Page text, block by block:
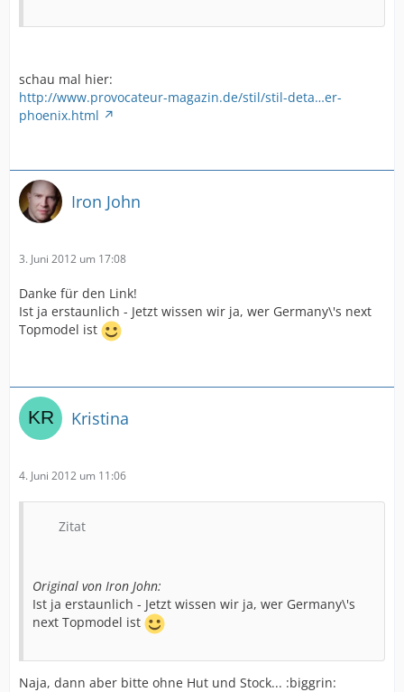
schau mal hier:
http://www.provocateur-magazin.de/stil/stil-deta…er-
phoenix.html
Iron John
3. Juni 2012 um 17:08
Danke für den Link!
Ist ja erstaunlich - Jetzt wissen wir ja, wer Germany\'s next
Topmodel ist
Kristina
4. Juni 2012 um 11:06
Zitat
Original von Iron John:
Ist ja erstaunlich - Jetzt wissen wir ja, wer Germany\'s
next Topmodel ist
Naja, dann aber bitte ohne Hut und Stock... :biggrin: